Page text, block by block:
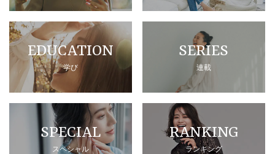
EDUCATION
学び
SERIES
連載
SPECIAL
スペシャル
RANKING
ランキング